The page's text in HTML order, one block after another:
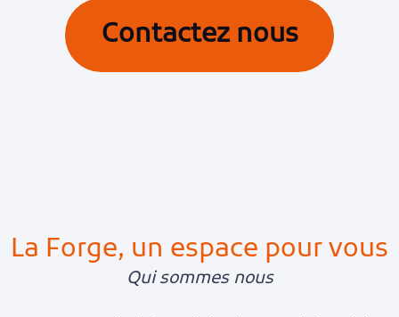
Contactez nous
La Forge, un espace pour vous
Qui sommes nous